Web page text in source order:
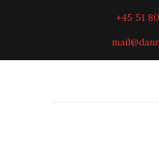
+45 51